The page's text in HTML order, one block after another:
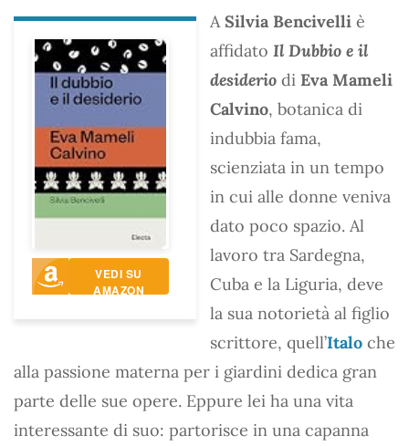
VEDI SU
AMAZON
ASilvia Bencivelli è
affidato Il Dubbio e il
desiderio di Eva Mameli
Calvino, botanica di
indubbia fama,
scienziata in un tempo
in cui alle donne veniva
dato poco spazio. Al
lavoro tra Sardegna,
Cuba e la Liguria, deve
la sua notorietà al figlio
scrittore, quell’Italo che
alla passione materna per i giardini dedica gran
parte delle sue opere. Eppure lei ha una vita
interessante di suo: partorisce in una capanna